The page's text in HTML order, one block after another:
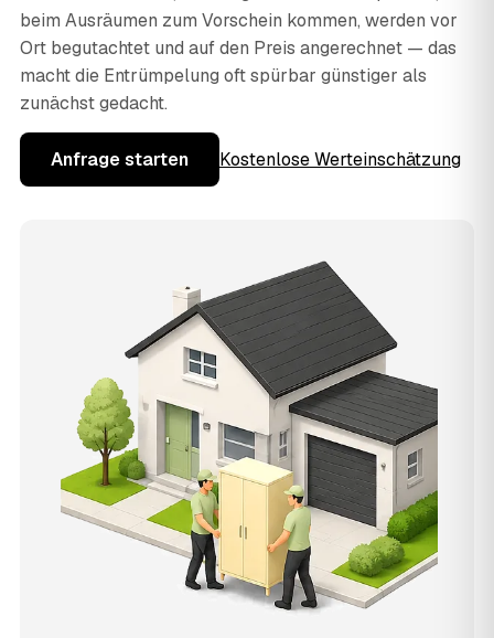
beim Ausräumen zum Vorschein kommen, werden vor
Ort begutachtet und auf den Preis angerechnet — das
macht die Entrümpelung oft spürbar günstiger als
zunächst gedacht.
Anfrage starten Kostenlose Werteinschätzung